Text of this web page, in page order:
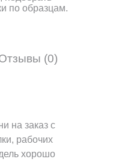
по образцам.
(0)
на заказ с
рабочих
хорошо